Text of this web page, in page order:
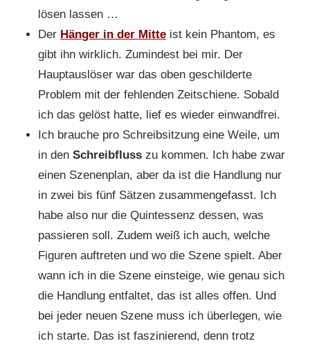
lösen lassen …
Der Hänger in der Mitte ist kein Phantom, es
gibt ihn wirklich. Zumindest bei mir. Der
Hauptauslöser war das oben geschilderte
Problem mit der fehlenden Zeitschiene. Sobald
ich das gelöst hatte, lief es wieder einwandfrei.
Ich brauche pro Schreibsitzung eine Weile, um
in denSchreibfluss zu kommen. Ich habe zwar
einen Szenenplan, aber da ist die Handlung nur
in zwei bis fünf Sätzen zusammengefasst. Ich
habe also nur die Quintessenz dessen, was
passieren soll. Zudem weiß ich auch, welche
Figuren auftreten und wo die Szene spielt. Aber
wann ich in die Szene einsteige, wie genau sich
die Handlung entfaltet, das ist alles offen. Und
bei jeder neuen Szene muss ich überlegen, wie
ich starte. Das ist faszinierend, denn trotz